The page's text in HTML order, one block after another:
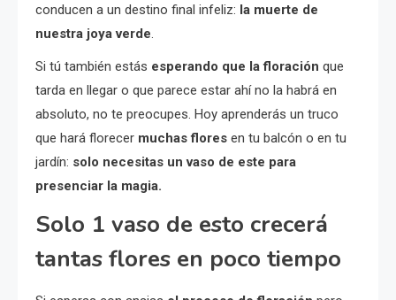
conducen a un destino final infeliz: la muerte de
nuestra joya verde.
Si tú también estás esperando que la floración que
tarda en llegar o que parece estar ahí no la habrá en
absoluto, no te preocupes. Hoy aprenderás un truco
que hará florecer muchas flores en tu balcón o en tu
jardín: solo necesitas un vaso de este para
presenciar la magia.
Solo 1 vaso de esto crecerá
tantas flores en poco tiempo